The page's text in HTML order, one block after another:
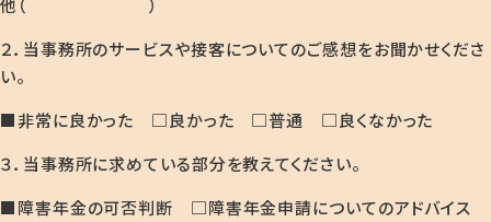
他（ ）
２．当事務所のサービスや接客についてのご感想をお聞かせくださ
い。
■非常に良かった □良かった □普通 □良くなかった
３．当事務所に求めている部分を教えてください。
■障害年金の可否判断 □障害年金申請についてのアドバイス